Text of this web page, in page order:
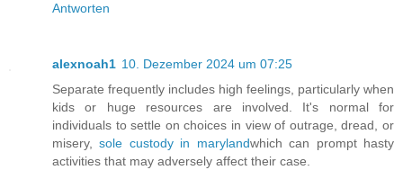
Antworten
alexnoah1 10. Dezember 2024 um 07:25
Separate frequently includes high feelings, particularly when
kids or huge resources are involved. It's normal for
individuals to settle on choices in view of outrage, dread, or
misery,sole custody in marylandwhich can prompt hasty
activities that may adversely affect their case.